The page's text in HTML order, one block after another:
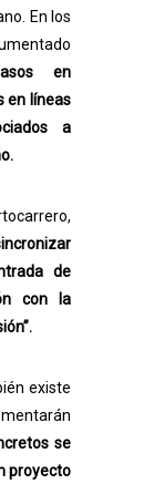
En los
en
en líneas
a
de
con la
existe
se
proyecto